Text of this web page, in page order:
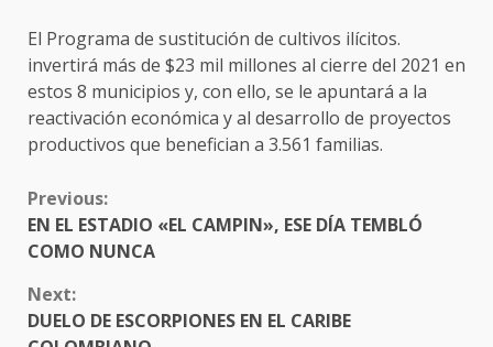
El Programa de sustitución de cultivos ilícitos.
invertirá más de $23 mil millones al cierre del 2021 en
estos 8 municipios y, con ello, se le apuntará a la
reactivación económica y al desarrollo de proyectos
productivos que benefician a 3.561 familias.
CONTINUE
READING
Previous:
EN EL ESTADIO «EL CAMPIN», ESE DÍA TEMBLÓ
COMO NUNCA
Next:
DUELO DE ESCORPIONES EN EL CARIBE